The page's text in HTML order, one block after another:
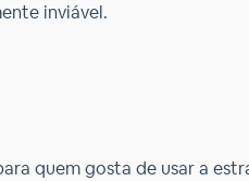
inviável.
quem gosta de usar a